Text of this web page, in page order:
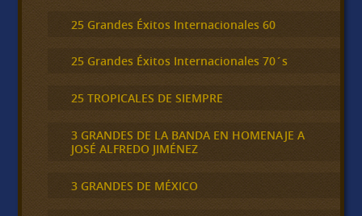
25 Grandes Éxitos Internacionales 60
25 Grandes Éxitos Internacionales 70´s
25 TROPICALES DE SIEMPRE
3 GRANDES DE LA BANDA EN HOMENAJE A
JOSÉ ALFREDO JIMÉNEZ
3 GRANDES DE MÉXICO